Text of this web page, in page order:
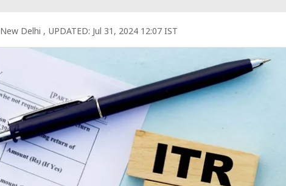
New Delhi , UPDATED: Jul 31, 2024 12:07 IST